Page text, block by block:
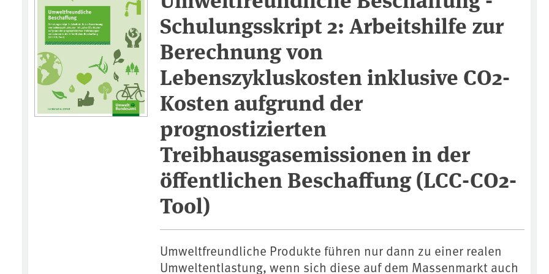
Schulungsskript 2: Arbeitshilfe zur
Berechnung von
Lebenszykluskosten inklusive CO2-
Kosten aufgrund der
prognostizierten
Treibhausgasemissionen in der
öffentlichen Beschaffung (LCC-CO2-
Tool)
Umweltfreundliche Produkte führen nur dann zu einer realen
Umweltentlastung, wenn sich diese auf dem Massenmarkt auch